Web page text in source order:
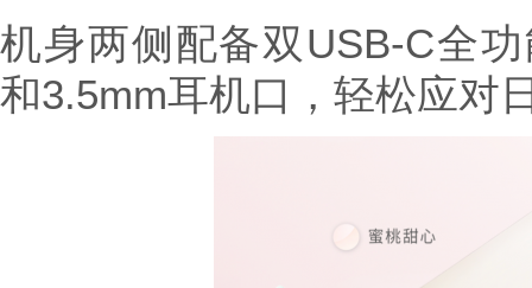
机身两侧配备双USB-C全
和3.5mm耳机口，轻松应对